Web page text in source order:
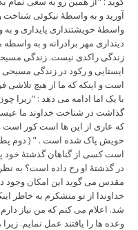
آورید و به واسطۀ نیکوئی
واسطۀ خویشتنداری پایداری و به
دینداری مهر برادرانه و به
زندگی راکدی نیست. زندگی
ایستایی و رکود در زندگی
است و اینکه که ما از هیچ
با یک اما ادامه می دهد : "زیرا
گذاشت در شناخت خداوند ما
که عاری از این ها است کور است و
است کسی از گناهان گذشتۀ خود
در گذشتۀ او رخ داده است؟ به
مقدس می گوید این امکان وجود
خداوندا از تو متشکرم به خاطر
شد. اعلام می کنم که من نیاز
وعده ها را یافتند عمل نمایم.